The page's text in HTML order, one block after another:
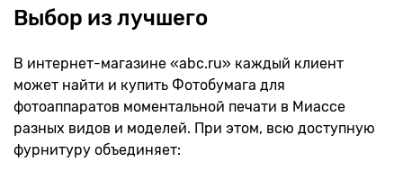
Выбор из лучшего
В интернет-магазине «abc.ru» каждый клиент
может найти и купить Фотобумага для
фотоаппаратов моментальной печати в Миассе
разных видов и моделей. При этом, всю доступную
фурнитуру объединяет: